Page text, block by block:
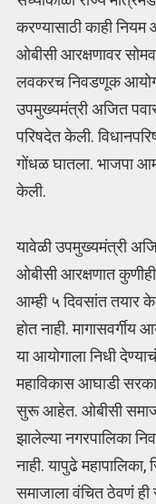
करण्यासाठी काही
ओबीसी आरक्षणावर
लवकरच निवडणूक
उपमुख्यमंत्री अजित
परिषदेत केली.
गोंधळ घातला. भाजपा
केली.
यावेळी उपमुख्यमंत्री
ओबीसी आरक्षणात
आम्ही ५ दिवसांत तयार
होत नाही.
या आयोगाला निधी
महाविकास आघाडी
सुरू आहेत. ओबीसी
झालेल्या नगरपालिका
नाही. यापुढे
समाजाला वंचित ठेवणं ही